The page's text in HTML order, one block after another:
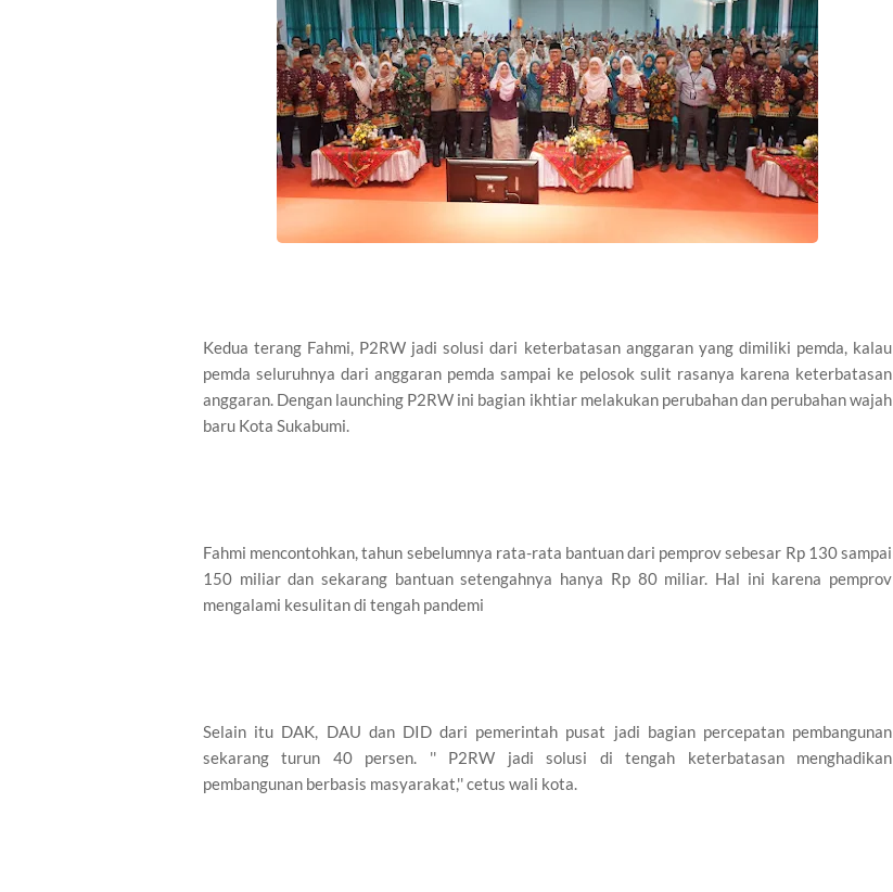
Kedua terang Fahmi, P2RW jadi solusi dari keterbatasan anggaran yang dimiliki pemda, kalau
pemda seluruhnya dari anggaran pemda sampai ke pelosok sulit rasanya karena keterbatasan
anggaran. Dengan launching P2RW ini bagian ikhtiar melakukan perubahan dan perubahan wajah
baru Kota Sukabumi.
Fahmi mencontohkan, tahun sebelumnya rata-rata bantuan dari pemprov sebesar Rp 130 sampai
150 miliar dan sekarang bantuan setengahnya hanya Rp 80 miliar. Hal ini karena pemprov
mengalami kesulitan di tengah pandemi
Selain itu DAK, DAU dan DID dari pemerintah pusat jadi bagian percepatan pembangunan
sekarang turun 40 persen. '' P2RW jadi solusi di tengah keterbatasan menghadikan
pembangunan berbasis masyarakat,'' cetus wali kota.